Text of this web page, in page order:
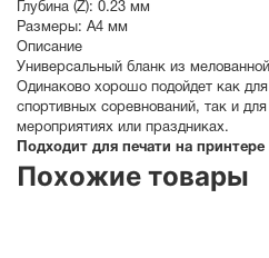
Глубина (Z): 0.23 мм
Размеры: A4 мм
Описание
Универсальный бланк из
Одинаково хорошо подойдет как
спортивных соревнований, так и
мероприятиях или праздниках.
Подходит для печати на принтере
Похожие товары